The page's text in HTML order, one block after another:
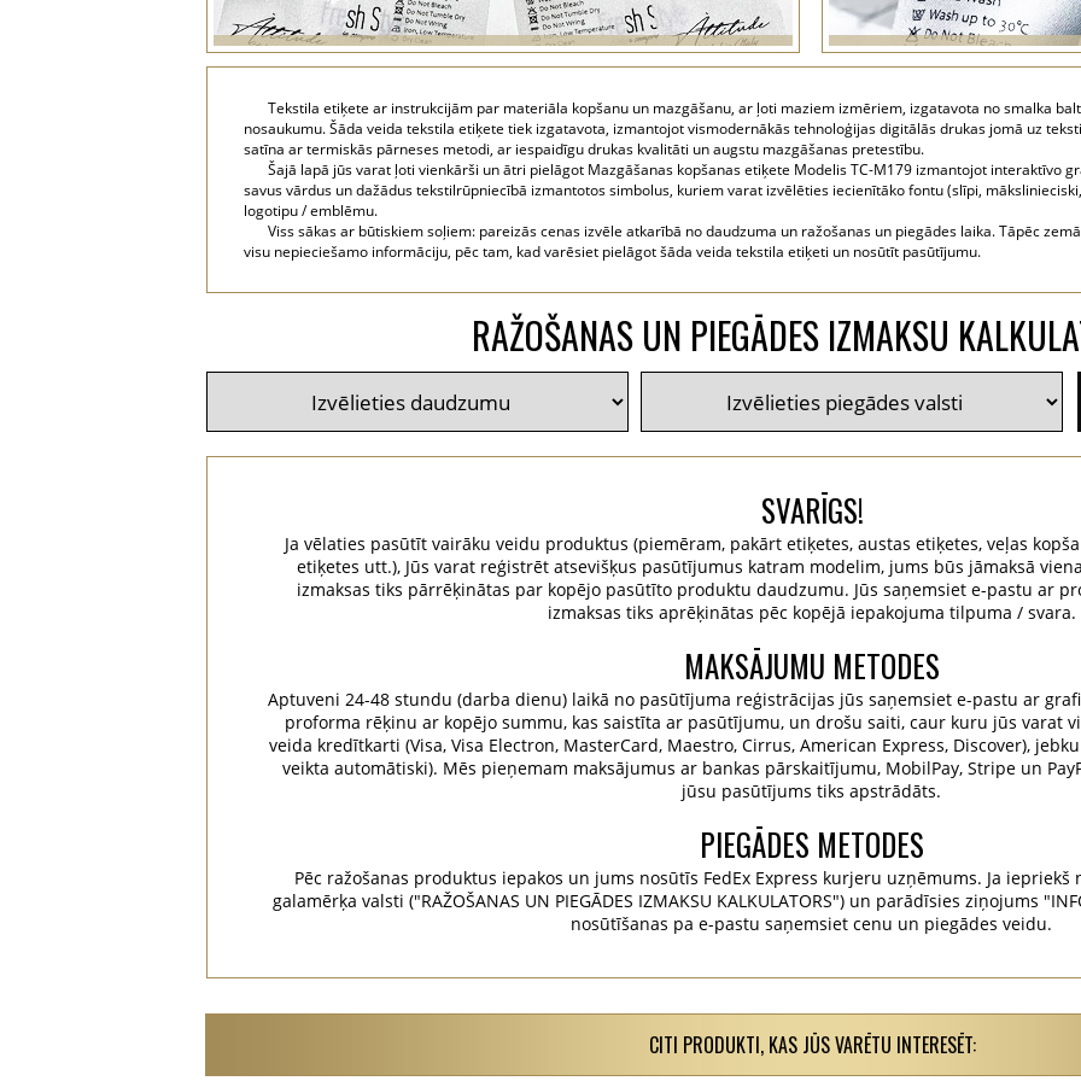
Tekstila etiķete ar instrukcijām par materiāla kopšanu un mazgāšanu, ar ļoti maziem izmēriem, izgatavota no smalka
nosaukumu. Šāda veida tekstila etiķete tiek izgatavota, izmantojot vismodernākās tehnoloģijas digitālās drukas jomā uz
satīna ar termiskās pārneses metodi, ar iespaidīgu drukas kvalitāti un augstu mazgāšanas pretestību.
Šajā lapā jūs varat ļoti vienkārši un ātri pielāgot Mazgāšanas kopšanas etiķete Modelis TC-M179 izmantojot interaktīvo
savus vārdus un dažādus tekstilrūpniecībā izmantotos simbolus, kuriem varat izvēlēties iecienītāko fontu (slīpi,
logotipu / emblēmu.
Viss sākas ar būtiskiem soļiem: pareizās cenas izvēle atkarībā no daudzuma un ražošanas un piegādes laika. Tāpēc
visu nepieciešamo informāciju, pēc tam, kad varēsiet pielāgot šāda veida tekstila etiķeti un nosūtīt pasūtījumu.
RAŽOŠANAS UN PIEGĀDES IZMAKSU
SVARĪGS!
Ja vēlaties pasūtīt vairāku veidu produktus (piemēram, pakārt etiķetes, austas etiķetes, veļas
etiķetes utt.), Jūs varat reģistrēt atsevišķus pasūtījumus katram modelim, jums būs jāmaksā
izmaksas tiks pārrēķinātas par kopējo pasūtīto produktu daudzumu. Jūs saņemsiet e-pastu ar
izmaksas tiks aprēķinātas pēc kopējā iepakojuma tilpuma / svara.
MAKSĀJUMU METODES
Aptuveni 24-48 stundu (darba dienu) laikā no pasūtījuma reģistrācijas jūs saņemsiet e-pastu ar
proforma rēķinu ar kopējo summu, kas saistīta ar pasūtījumu, un drošu saiti, caur kuru jūs varat
veida kredītkarti (Visa, Visa Electron, MasterCard, Maestro, Cirrus, American Express, Discover),
veikta automātiski). Mēs pieņemam maksājumus ar bankas pārskaitījumu, MobilPay, Stripe un
jūsu pasūtījums tiks apstrādāts.
PIEGĀDES METODES
Pēc ražošanas produktus iepakos un jums nosūtīs FedEx Express kurjeru uzņēmums. Ja
galamērķa valsti ("RAŽOŠANAS UN PIEGĀDES IZMAKSU KALKULATORS") un parādīsies ziņojums
nosūtīšanas pa e-pastu saņemsiet cenu un piegādes veidu.
CITI PRODUKTI, KAS JŪS VARĒTU INTERESĒT: